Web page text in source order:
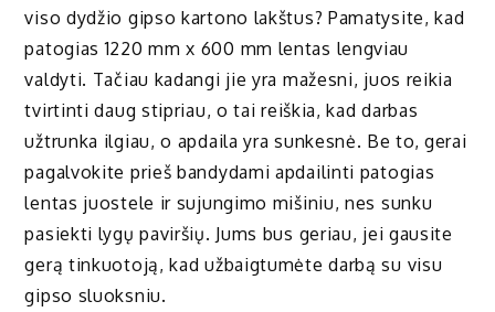
viso dydžio gipso kartono lakštus? Pamatysite, kad
patogias 1220 mm x 600 mm lentas lengviau
valdyti. Tačiau kadangi jie yra mažesni, juos reikia
tvirtinti daug stipriau, o tai reiškia, kad darbas
užtrunka ilgiau, o apdaila yra sunkesnė. Be to, gerai
pagalvokite prieš bandydami apdailinti patogias
lentas juostele ir sujungimo mišiniu, nes sunku
pasiekti lygų paviršių. Jums bus geriau, jei gausite
gerą tinkuotoją, kad užbaigtumėte darbą su visu
gipso sluoksniu.